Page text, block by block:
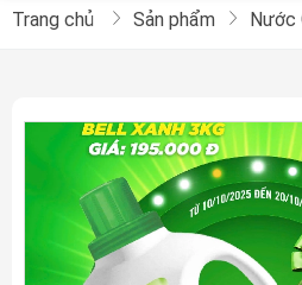
Trang chủ Sản phẩm Nước